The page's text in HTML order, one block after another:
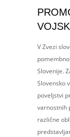
V Zvezi
Slovenije.
Slovensko
poveljstvi
varnostnih
različne